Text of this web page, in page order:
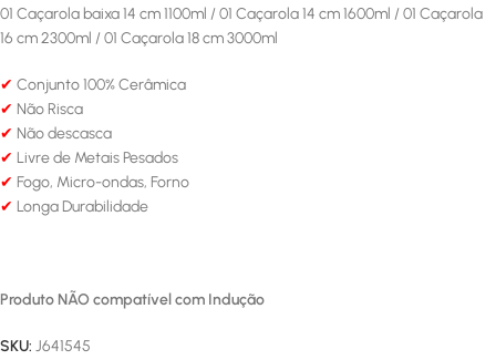
01 Caçarola baixa 14 cm 1100ml / 01 Caçarola 14 cm 1600ml / 01 Caçarola
16 cm 2300ml / 01 Caçarola 18 cm 3000ml
✔ Conjunto 100% Cerâmica
✔ Não Risca
✔ Não descasca
✔ Livre de Metais Pesados
✔ Fogo, Micro-ondas, Forno
✔ Longa Durabilidade
Produto NÃO compatível com Indução
SKU: J641545